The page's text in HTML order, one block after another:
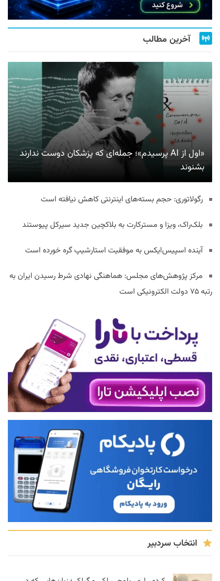
آخرین مطالب
«اول از AI پرسیدم»؛ جمله‌ای که پزشکان دوست ندارند
بشنوند
رگولاتوری: حجم بسته‌های اینترنتی کاهش نیافته است
بلک‌راک، ویزا و مسترکارت به بلاکچین جدید سیرکل پیوستند
آینده اسپیس‌ایکس به موفقیت استارشیپ گره خورده است
مرکز پژوهش‌های مجلس: هماهنگی نهادی شرط رسیدن ایران به
رتبه ۷۵ دولت الکترونیکی است
انتخاب سردبیر